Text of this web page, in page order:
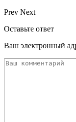
Prev Next
Оставьте ответ
Ваш электронный